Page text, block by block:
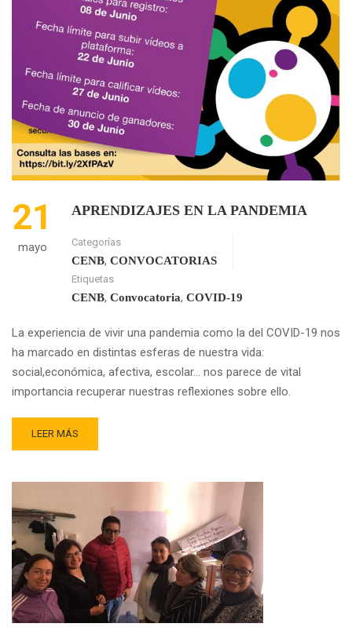
21
mayo
APRENDIZAJES EN LA PANDEMIA
Categorías
CENB, CONVOCATORIAS
Etiquetas
CENB, Convocatoria, COVID-19
La experiencia de vivir una pandemia como la del COVID-19 nos
ha marcado en distintas esferas de nuestra vida:
social,económica, afectiva, escolar… nos parece de vital
importancia recuperar nuestras reflexiones sobre ello.
READ
MORE
APRENDIZAJES
LA
PANDEMIA
LEER MÁS